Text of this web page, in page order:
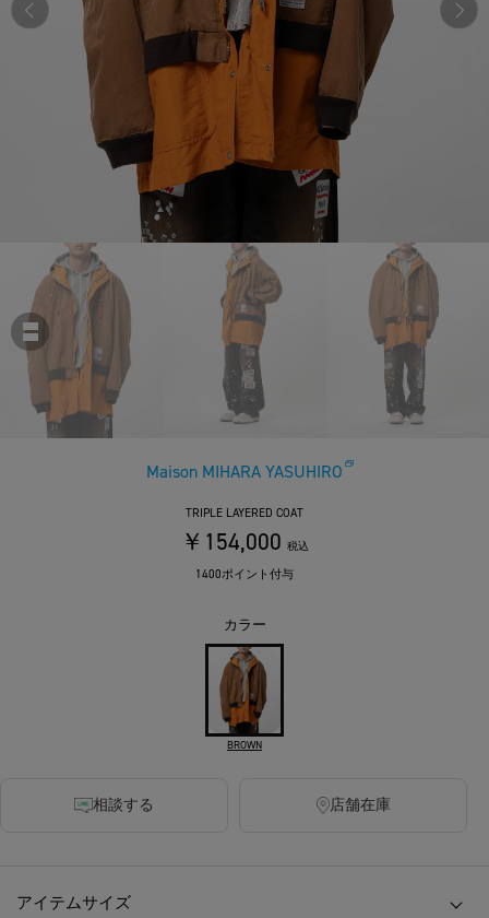
Maison MIHARA YASUHIRO
TRIPLE LAYERED COAT
￥154,000 税込
1400ポイント付与
カラー
BROWN
相談する 店舗在庫
アイテムサイズ